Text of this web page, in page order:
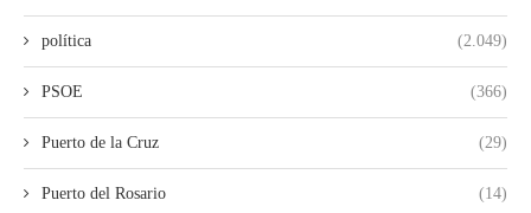
política (2.049)
PSOE (366)
Puerto de la Cruz (29)
Puerto del Rosario (14)